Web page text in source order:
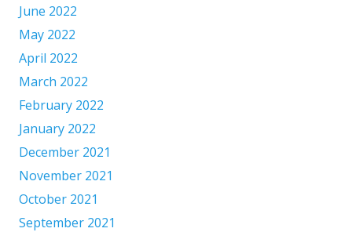
June 2022
May 2022
April 2022
March 2022
February 2022
January 2022
December 2021
November 2021
October 2021
September 2021